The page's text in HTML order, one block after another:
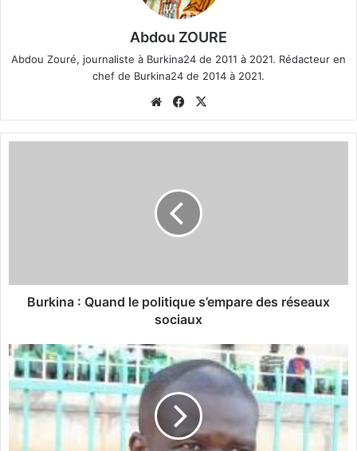
Abdou ZOURE
Abdou Zouré, journaliste à Burkina24 de 2011 à 2021. Rédacteur en
chef de Burkina24 de 2014 à 2021.
We
bsi
te
Fa
ce
bo
Q
d
e
p
o
Burkina : Quand le politique s’empare des réseaux
sociaux
S
n
t
o